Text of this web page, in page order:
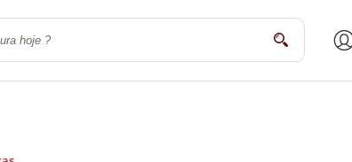
Utilidades Domésticas